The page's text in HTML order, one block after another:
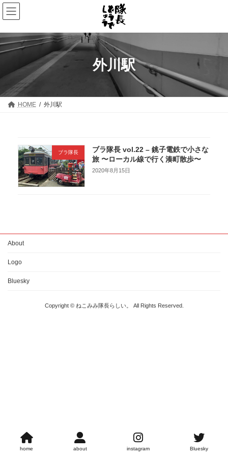
コ
ン
テ
ン
ツ
へ
ナ
ビ
ゲ
ー
シ
ョ
外川駅
HOME 外川駅
ブラ隊長
ブラ隊長 vol.22 – 銚子電鉄で小さな
旅 〜ローカル線で行く湊町散歩〜
2020年8月15日
About
Logo
Bluesky
Copyright © ねこみみ隊長らしい。 All Rights Reserved.
home about instagram Bluesky